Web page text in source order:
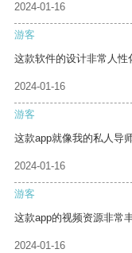
2024-01-16
游客
这款软件的设计非常人性
2024-01-16
游客
这款app就像我的私人导
2024-01-16
游客
这款app的视频资源非常
2024-01-16